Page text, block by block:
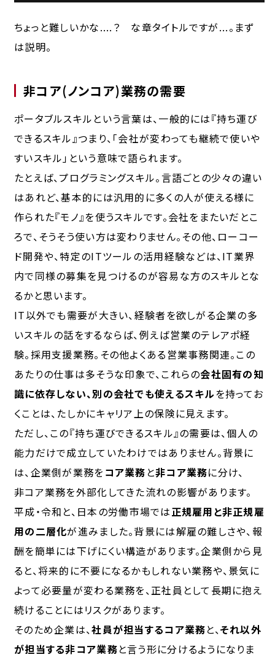
ちょっと難しいかな....？ な章タイトルですが...。まず
は説明。
非コア(ノンコア)業務の需要
ポータブルスキルという言葉は、一般的には『持ち運び
できるスキル』つまり、「会社が変わっても継続で使いや
すいスキル」という意味で語られます。
たとえば、プログラミングスキル。言語ごとの少々の違い
はあれど、基本的には汎用的に多くの人が使える様に
作られた『モノ』を使うスキルです。会社をまたいだとこ
ろで、そうそう使い方は変わりません。その他、ローコー
ド開発や、特定のITツールの活用経験などは、IT業界
内で同様の募集を見つけるのが容易な方のスキルとな
るかと思います。
IT以外でも需要が大きい、経験者を欲しがる企業の多
いスキルの話をするならば、例えば営業のテレアポ経
験。採用支援業務。その他よくある営業事務関連。この
あたりの仕事は多そうな印象で、これらの会社固有の知
識に依存しない、別の会社でも使えるスキルを持ってお
くことは、たしかにキャリア上の保険に見えます。
ただし、この『持ち運びできるスキル』の需要は、個人の
能力だけで成立していたわけではありません。背景に
は、企業側が業務を コア業務 と非コア業務に分け、
非コア業務を外部化 してきた流れの影響があります。
平成・令和と、日本の労働市場では正規雇用と非正規雇
用の二層化が進みました。背景には解雇の難しさや、報
酬を簡単には下げにくい構造があります。企業側から見
ると、将来的に不要になるかもしれない業務や、景気に
よって必要量が変わる業務を、正社員として長期に抱え
続けることにはリスクがあります。
そのため企業は、社員が担当するコア業務と、それ以外
が担当する非コア業務と言う形に分けるようになりま